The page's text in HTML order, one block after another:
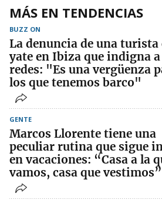
MÁS EN TENDENCIAS
BUZZ ON
La denuncia de una turista
yate en Ibiza que indigna a
redes: "Es una vergüenza
los que tenemos barco"
GENTE
Marcos Llorente tiene una
peculiar rutina que sigue
en vacaciones: “Casa a la
vamos, casa que vestimos”